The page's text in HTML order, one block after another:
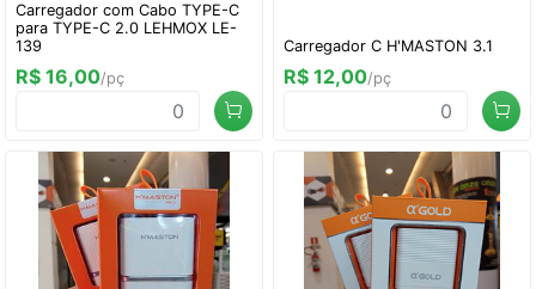
Carregador com Cabo TYPE-C
para TYPE-C 2.0 LEHMOX LE-
139
R$ 16,00/pç
Carregador C H'MASTON 3.1
R$ 12,00/pç